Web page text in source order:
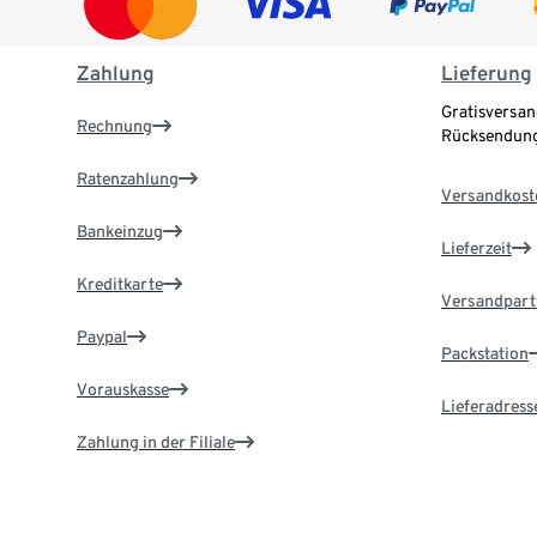
Zahlung
Rechnung
Ratenzahlung
Bankeinzug
Kreditkarte
Paypal
Vorauskasse
Zahlung in der Filiale
Lieferung
Lieferzeit
Packstation